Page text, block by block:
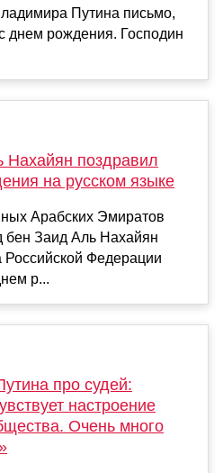
Путина письмо,
днем рождения. Господин
поздравил
на русском языке
Арабских Эмиратов
Заид Аль Нахайян
Российской Федерации
р...
про судей:
настроение
Очень много